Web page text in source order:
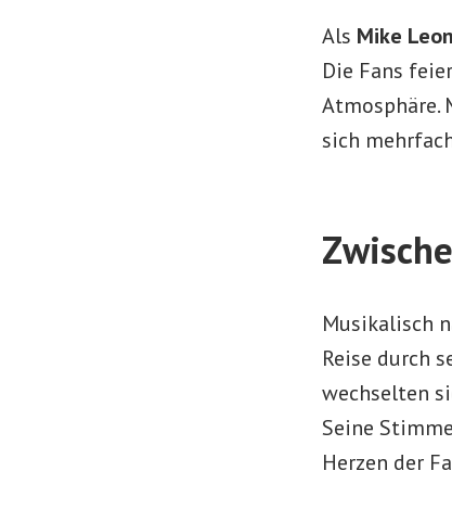
Als Mike
Die Fans
Atmosphäre.
sich
Musikalisch
Reise durch
wechselten
Seine
Herzen der